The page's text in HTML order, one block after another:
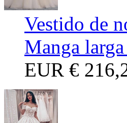
Vestido de
Manga
EUR €